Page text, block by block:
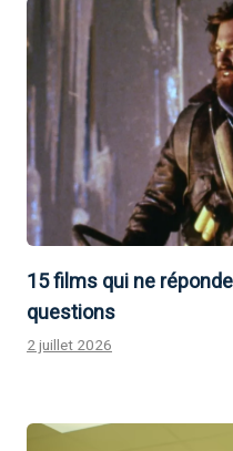
15 films qui ne
questions
2 juillet 2026